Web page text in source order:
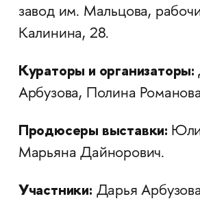
завод им. Мальцова,
Калинина, 28.
Кураторы и организаторы:
Арбузова, Полина
Продюсеры выставки:
Марьяна Дайнорович.
Участники: Дарья